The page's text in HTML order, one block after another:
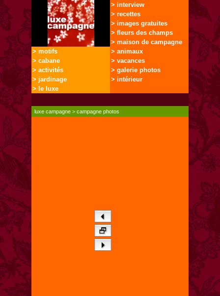
> interview
> recettes
> images gratuites
> fleurs des champs
> maison de campagne
> motifs
> cabane
> activités
> jardinage
> le luxe
> animaux
> vacances
> galerie photos
> intérieur
luxe campagne >campagne photos